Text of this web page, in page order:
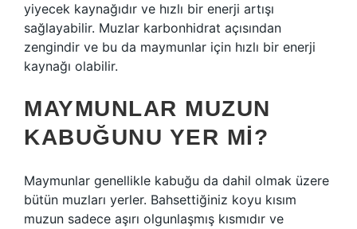
yiyecek kaynağıdır ve hızlı bir enerji artışı
sağlayabilir. Muzlar karbonhidrat açısından
zengindir ve bu da maymunlar için hızlı bir enerji
kaynağı olabilir.
MAYMUNLAR MUZUN
KABUĞUNU YER MI?
Maymunlar genellikle kabuğu da dahil olmak üzere
bütün muzları yerler. Bahsettiğiniz koyu kısım
muzun sadece aşırı olgunlaşmış kısmıdır ve